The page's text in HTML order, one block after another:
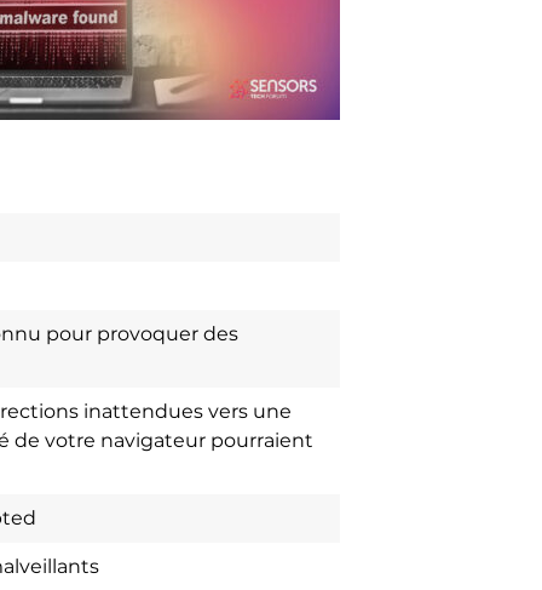
pour provoquer des
inattendues vers une
de votre navigateur pourraient